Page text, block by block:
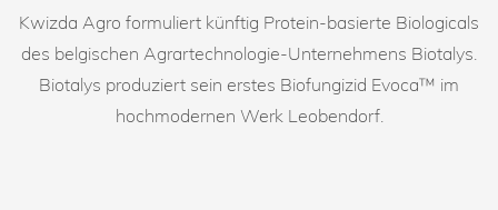
Kwizda Agro formuliert künftig Protein-basierte Biologicals
des belgischen Agrartechnologie-Unternehmens Biotalys.
Biotalys produziert sein erstes Biofungizid Evoca™ im
hochmodernen Werk Leobendorf.